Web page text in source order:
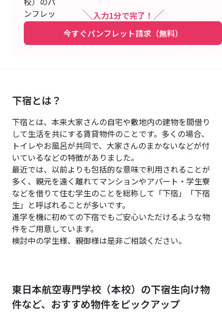
入力1分で完了！
今すぐパンフレット請求（無料）
下宿とは？
下宿とは、本来大家さんの自宅や敷地内の建物を間借り
して生活を共にする賃貸物件のことです。多くの場合、
トイレやお風呂が共同で、大家さんのまかないなどが付
いているなどの特徴がありました。
最近では、以前よりも包括的な意味で利用されることが
多く、親元を遠く離れてマンションやアパート・学生寮
などを借りて住む学生のことを総称して「下宿」「下宿
生」と呼ばれることが多いです。
進学を機に初めての下宿でもご安心いただけるような物
件をご用意しています。
検討中の学生様、親御様は是非ご相談ください。
東日本航空専門学校（本校） の下宿生向け物
件など、おすすめ物件をピックアップ